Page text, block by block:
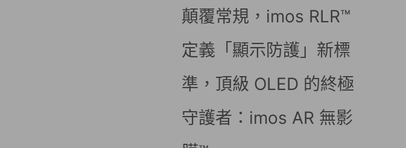
顛覆常規，imos RLR™
定義「顯示防護」新標
準，頂級 OLED 的終極
守護者：imos AR 無影